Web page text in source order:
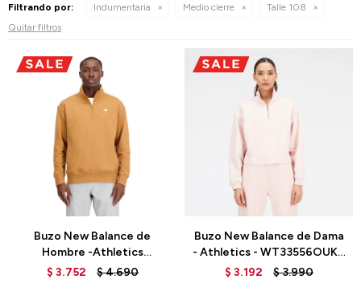
Filtrando por: Indumentaria Medio cierre
Talle 108
Quitar filtros
Buzo New Balance de
Hombre -Athletics
Remastered- MT31501TOB
$ 3.752 $4.690
Buzo New Balance de Dama
- Athletics - WT33556OUK -
PINK
$ 3.192 $3.990